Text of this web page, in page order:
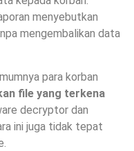
menyebutkan
mengembalikan data
para korban
file yang terkena
decryptor dan
ini juga tidak tepat